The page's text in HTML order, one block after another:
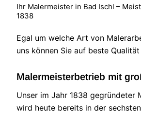
Ihr Malermeister in Bad Ischl –
1838
Egal um welche Art von
uns können Sie auf beste
Malermeisterbetrieb mit
Unser im Jahr 1838 gegründeter
wird heute bereits in der